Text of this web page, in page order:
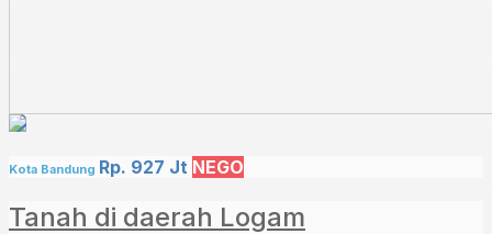
Kota Bandung Rp. 927 Jt NEGO
Tanah di daerah Logam